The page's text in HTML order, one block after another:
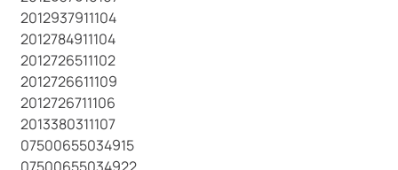
2012937911104
2012784911104
2012726511102
2012726611109
2012726711106
2013380311107
07500655034915